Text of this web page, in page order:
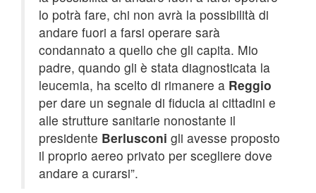
lo potrà fare, chi non avrà la possibilità di
andare fuori a farsi operare sarà
condannato a quello che gli capita. Mio
padre, quando gli è stata diagnosticata la
leucemia, ha scelto di rimanere a Reggio
per dare un segnale di fiducia ai cittadini e
alle strutture sanitarie nonostante il
presidente Berlusconi gli avesse proposto
il proprio aereo privato per scegliere dove
andare a curarsi”.